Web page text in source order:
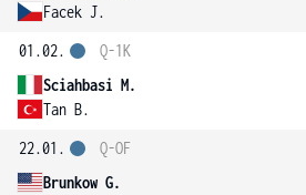
Facek J.
01.02.
Sciahbasi M.
Tan B.
Q-1K
22.01.
Brunkow G.
Q-OF